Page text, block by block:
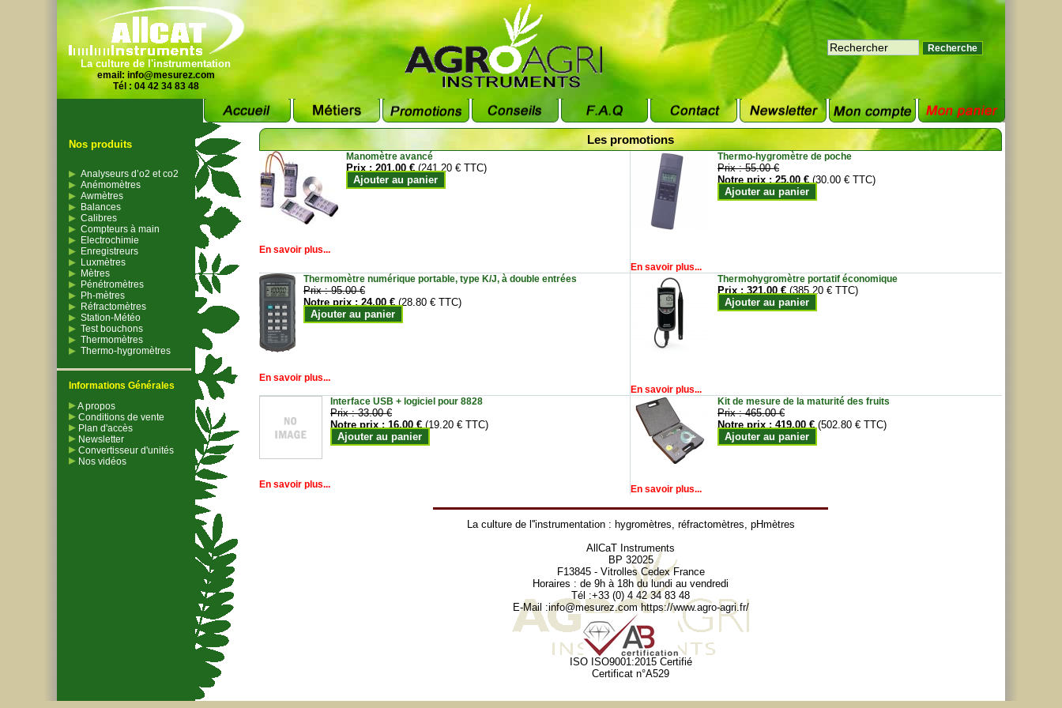
La culture de l'instrumentation
email: info@mesurez.com
Tél : 04 42 34 83 48
Nos produits
Analyseurs d’o2 et co2
Anémomètres
Awmètres
Balances
Calibres
Compteurs à main
Electrochimie
Enregistreurs
Luxmètres
Mètres
Pénétromètres
Ph-mètres
Réfractomètres
Station-Météo
Test bouchons
Thermomètres
Thermo-hygromètres
Informations Générales
A propos
Conditions de vente
Plan d'accès
Newsletter
Convertisseur d'unités
Nos vidéos
Les promotions
Manomètre avancé
Prix :201.00 € (241.20 € TTC)
Ajouter au panier
En savoir plus...
Thermo-hygromètre de poche
Prix :55.00 €
Notre prix :25.00 € (30.00 € TTC)
Ajouter au panier
En savoir plus...
Thermomètre numérique portable, type K/J, à double entrées
Prix :95.00 €
Notre prix :24.00 € (28.80 € TTC)
Ajouter au panier
En savoir plus...
Thermohygromètre portatif économique
Prix :321.00 € (385.20 € TTC)
Ajouter au panier
En savoir plus...
Interface USB + logiciel pour 8828
Prix :33.00 €
Notre prix :16.00 € (19.20 € TTC)
Ajouter au panier
En savoir plus...
Kit de mesure de la maturité des fruits
Prix :465.00 €
Notre prix :419.00 € (502.80 € TTC)
Ajouter au panier
En savoir plus...
La culture de l''instrumentation : hygromètres, réfractomètres, pHmètres
AllCaT Instruments
BP 32025
F13845 - Vitrolles Cedex France
Horaires : de 9h à 18h du lundi au vendredi
Tél :+33 (0) 4 42 34 83 48
E-Mail :info@mesurez.com https://www.agro-agri.fr/
ISO ISO9001:2015 Certifié
Certificat n°A529